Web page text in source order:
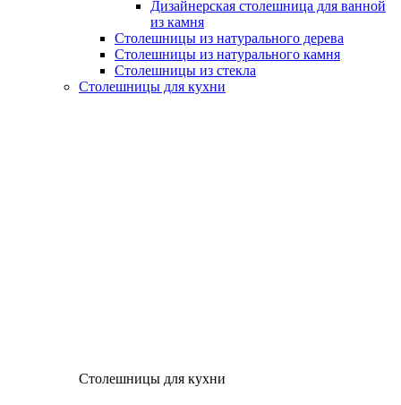
Дизайнерская столешница для ванной
из камня
Столешницы из натурального дерева
Столешницы из натурального камня
Столешницы из стекла
Столешницы для кухни
Столешницы для кухни